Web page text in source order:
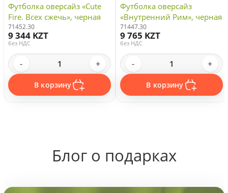
Футболка оверсайз «Cute
Fire. Всех сжечь», черная
71452.30
9 344 KZT
без НДС
- +
В корзину
Футболка оверсайз
«Внутренний Рим», черная
71447.30
9 765 KZT
без НДС
- +
В корзину
Блог о подарках